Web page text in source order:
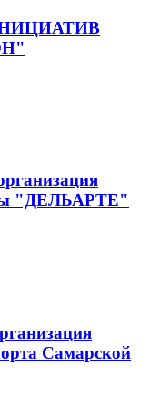
"ДЕЛЬАРТЕ"
Самарской